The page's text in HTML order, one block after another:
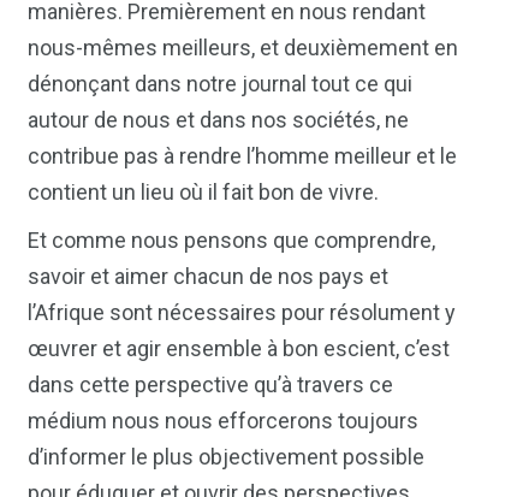
manières. Premièrement en nous rendant
nous-mêmes meilleurs, et deuxièmement en
dénonçant dans notre journal tout ce qui
autour de nous et dans nos sociétés, ne
contribue pas à rendre l’homme meilleur et le
contient un lieu où il fait bon de vivre.
Et comme nous pensons que comprendre,
savoir et aimer chacun de nos pays et
l’Afrique sont nécessaires pour résolument y
œuvrer et agir ensemble à bon escient, c’est
dans cette perspective qu’à travers ce
médium nous nous efforcerons toujours
d’informer le plus objectivement possible